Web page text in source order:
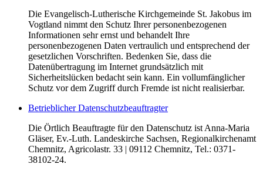
Die Evangelisch-Lutherische Kirchgemeinde St. Jakobus im
Vogtland nimmt den Schutz Ihrer personenbezogenen
Informationen sehr ernst und behandelt Ihre
personenbezogenen Daten vertraulich und entsprechend der
gesetzlichen Vorschriften. Bedenken Sie, dass die
Datenübertragung im Internet grundsätzlich mit
Sicherheitslücken bedacht sein kann. Ein vollumfänglicher
Schutz vor dem Zugriff durch Fremde ist nicht realisierbar.
Betrieblicher Datenschutzbeauftragter
Die Örtlich Beauftragte für den Datenschutz ist Anna-Maria
Gläser, Ev.-Luth. Landeskirche Sachsen, Regionalkirchenamt
Chemnitz, Agricolastr. 33 | 09112 Chemnitz, Tel.: 0371-
38102-24.